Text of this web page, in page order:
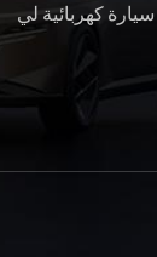
سيارة كهربائية لي